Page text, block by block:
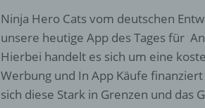
Ninja Hero Cats vom deutschen
unsere heutige App des Tages für
Hierbei handelt es sich um eine
Werbung und In App Käufe
sich diese Stark in Grenzen und das